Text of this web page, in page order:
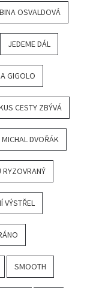
OSVALDOVÁ
JEDEME DÁL
GIGOLO
CESTY ZBÝVÁ
MICHAL DVOŘÁK
VÝSTŘEL
SMOOTH